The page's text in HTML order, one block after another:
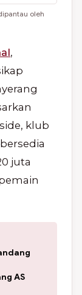
oleh
,
klub
juta
AS